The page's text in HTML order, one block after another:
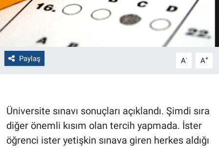
Paylaş A- A+
Üniversite sınavı sonuçları açıklandı. Şimdi sıra
diğer önemli kısım olan tercih yapmada. İster
öğrenci ister yetişkin sınava giren herkes aldığı
Gezi
Genel
Çevre
Magazin
Bilim ve Teknoloji